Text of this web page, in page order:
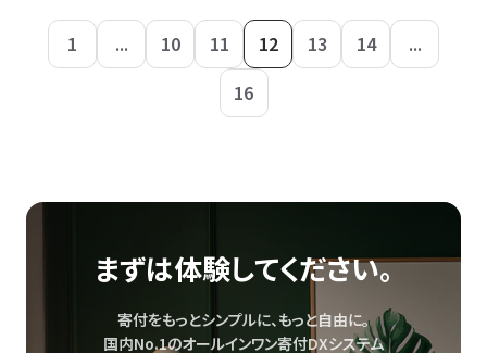
1 ... 10 11 12 13 14
...
16
まずは体験してください。
寄付をもっとシンプルに、もっと自由に。
国内No.1のオールインワン寄付DXシステム